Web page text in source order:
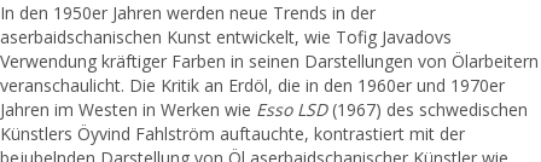
In den 1950er Jahren werden neue Trends in der
aserbaidschanischen Kunst entwickelt, wie Tofig Javadovs
Verwendung kräftiger Farben in seinen Darstellungen von Ölarbeitern
veranschaulicht. Die Kritik an Erdöl, die in den 1960er und 1970er
Jahren im Westen in Werken wie Esso LSD(1967) des schwedischen
Künstlers Öyvind Fahlström auftauchte, kontrastiert mit der